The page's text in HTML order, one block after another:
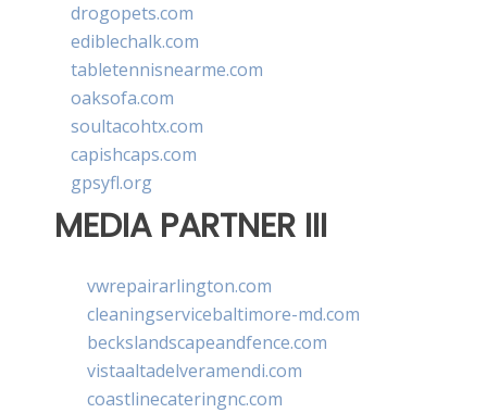
drogopets.com
ediblechalk.com
tabletennisnearme.com
oaksofa.com
soultacohtx.com
capishcaps.com
gpsyfl.org
MEDIA PARTNER III
vwrepairarlington.com
cleaningservicebaltimore-md.com
beckslandscapeandfence.com
vistaaltadelveramendi.com
coastlinecateringnc.com